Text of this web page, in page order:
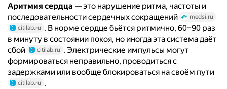
Аритмия сердца — это нарушение ритма, частоты и
последовательности сердечных сокращений
medsi.ru
citilab.ru . В норме сердце бьётся ритмично, 60–90 раз
в минуту в состоянии покоя, но иногда эта система даёт
сбой
citilab.ru . Электрические импульсы могут
формироваться неправильно, проводиться с
задержками или вообще блокироваться на своём пути
citilab.ru .